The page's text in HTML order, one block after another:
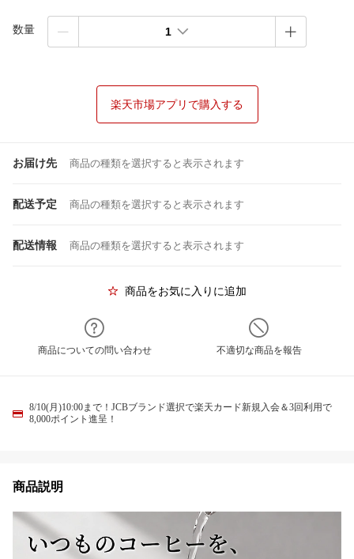
数量 1
楽天市場アプリで購入する
お届け先 商品の種類を選択すると表示されます
配送予定 商品の種類を選択すると表示されます
配送情報 商品の種類を選択すると表示されます
商品をお気に入りに追加
商品についての問い合わせ 不適切な商品を報告
8/10(月)10:00まで！JCBブランド選択で楽天カード新規入会＆3回利用で
8,000ポイント進呈！
商品説明